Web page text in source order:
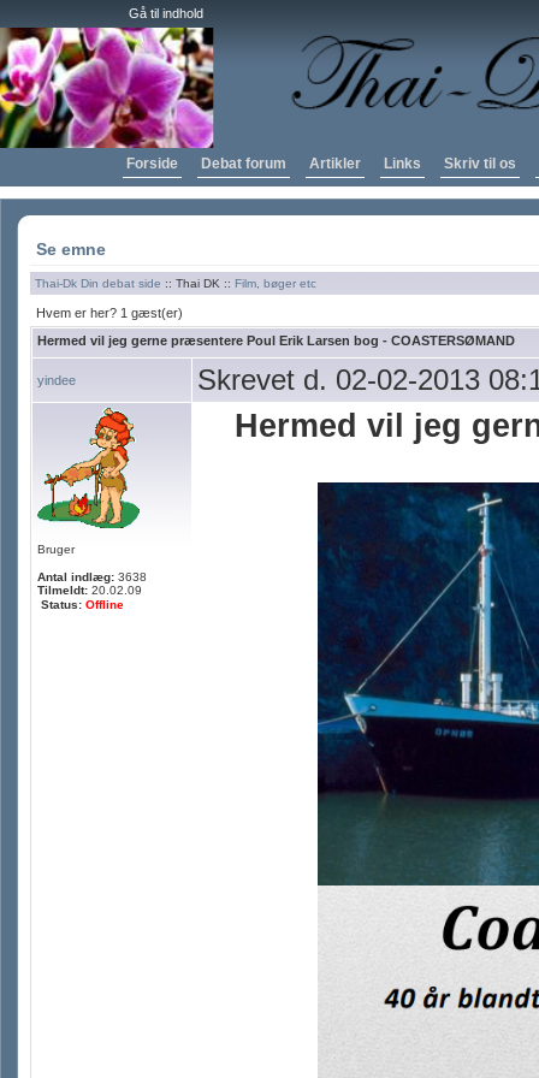
Gå til indhold
Forside Debat forum Artikler Links Skriv til os
Se emne
Thai-Dk Din debat side :: Thai DK :: Film, bøger etc
Hvem er her? 1 gæst(er)
Hermed vil jeg gerne præsentere Poul Erik Larsen bog - COASTERSØMAND
yindee Skrevet d. 02-02-2013
Bruger
Antal indlæg: 3638
Tilmeldt: 20.02.09
Status: Offline
Hermed vil jeg